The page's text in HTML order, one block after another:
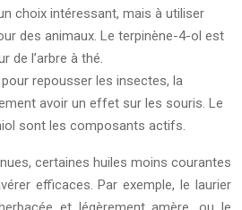
choix intéressant, mais à utiliser
des animaux. Le terpinène-4-ol est
de l’arbre à thé.
repousser les insectes, la
avoir un effet sur les souris. Le
sont les composants actifs.
certaines huiles moins courantes
efficaces. Par exemple, le laurier